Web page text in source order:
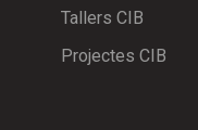
Tallers CIB
Projectes CIB